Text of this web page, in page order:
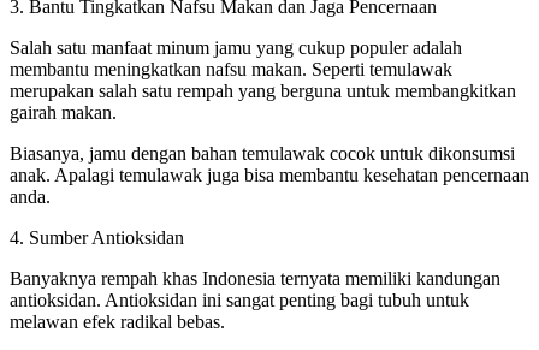
3. Bantu Tingkatkan Nafsu Makan dan Jaga Pencernaan
Salah satu manfaat minum jamu yang cukup populer adalah
membantu meningkatkan nafsu makan. Seperti temulawak
merupakan salah satu rempah yang berguna untuk membangkitkan
gairah makan.
Biasanya, jamu dengan bahan temulawak cocok untuk dikonsumsi
anak. Apalagi temulawak juga bisa membantu kesehatan pencernaan
anda.
4. Sumber Antioksidan
Banyaknya rempah khas Indonesia ternyata memiliki kandungan
antioksidan. Antioksidan ini sangat penting bagi tubuh untuk
melawan efek radikal bebas.